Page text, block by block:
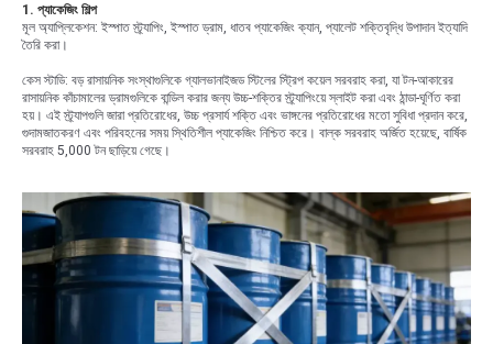
1. প্যাকেজিং শিল্প
মূল অ্যাপ্লিকেশন: ইস্পাত স্ট্র্যাপিং, ইস্পাত ড্রাম, ধাতব প্যাকেজিং ক্যান, প্যালেট শক্তিবৃদ্ধি উপাদান ইত্যাদি
তৈরি করা।
কেস স্টাডি: বড় রাসায়নিক সংস্থাগুলিকে গ্যালভানাইজড স্টিলের স্ট্রিপ কয়েল সরবরাহ করা, যা টন-আকারের
রাসায়নিক কাঁচামালের ড্রামগুলিকে বান্ডিল করার জন্য উচ্চ-শক্তির স্ট্র্যাপিংয়ে স্লাইট করা এবং ঠান্ডা-ঘূর্ণিত করা
হয়। এই স্ট্র্যাপগুলি জারা প্রতিরোধের, উচ্চ প্রসার্য শক্তি এবং ভাঙ্গনের প্রতিরোধের মতো সুবিধা প্রদান করে,
গুদামজাতকরণ এবং পরিবহনের সময় স্থিতিশীল প্যাকেজিং নিশ্চিত করে। বাল্ক সরবরাহ অর্জিত হয়েছে, বার্ষিক
সরবরাহ 5,000 টন ছাড়িয়ে গেছে।